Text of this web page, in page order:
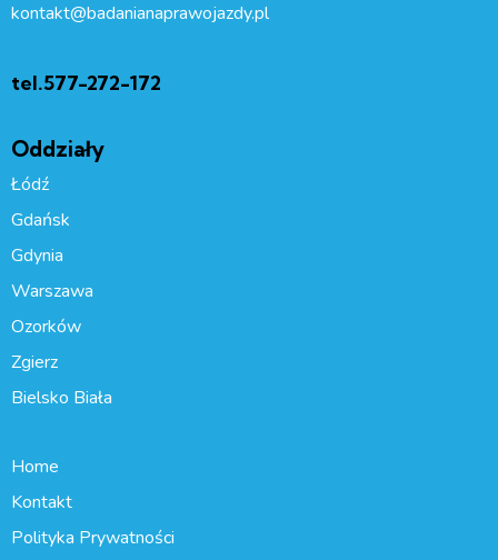
kontakt@badanianaprawojazdy.pl
tel.577-272-172
Oddziały
Łódź
Gdańsk
Gdynia
Warszawa
Ozorków
Zgierz
Bielsko Biała
Home
Kontakt
Polityka Prywatności